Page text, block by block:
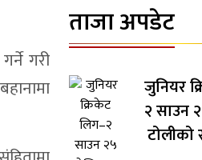
गरी
ताजा अपडेट
जुनियर
२ साउन
टोलीको